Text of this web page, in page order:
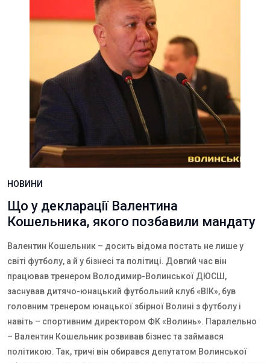
НОВИНИ
Що у декларації Валентина
Кошельника, якого позбавили мандату
Валентин Кошельник – досить відома постать не лише у
світі футболу, а й у бізнесі та політиці. Довгий час він
працював тренером Володимир-Волинської ДЮСШ,
заснував дитячо-юнацький футбольний клуб «ВІК», був
головним тренером юнацької збірної Волині з футболу і
навіть – спортивним директором ФК «Волинь». Паралельно
– Валентин Кошельник розвивав бізнес та займався
політикою. Так, тричі він обирався депутатом Волинської